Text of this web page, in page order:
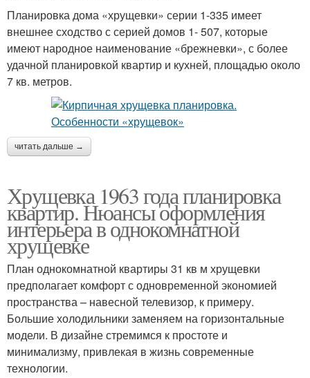
Планировка дома «хрущевки» серии 1-335 имеет
внешнее сходство с серией домов 1- 507, которые
имеют народное наименование «брежневки», с более
удачной планировкой квартир и кухней, площадью около
7 кв. метров.
читать дальше →
Хрущевка 1963 года планировка
квартир. Нюансы оформления
интерьера в однокомнатной
хрущевке
План однокомнатной квартиры 31 кв м хрущевки
предполагает комфорт с одновременной экономией
пространства – навесной телевизор, к примеру.
Большие холодильники заменяем на горизонтальные
модели. В дизайне стремимся к простоте и
минимализму, привлекая в жизнь современные
технологии.